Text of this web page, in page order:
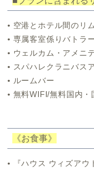
• 空港とホテル間のリ
• 専属客室係りバトラ
• ウェルカム・アメニ
• スパハレクラニバス
• ルームバー
• 無料WIFI/無料国内・
《お食事》
• 『ハウス ウィズアウ